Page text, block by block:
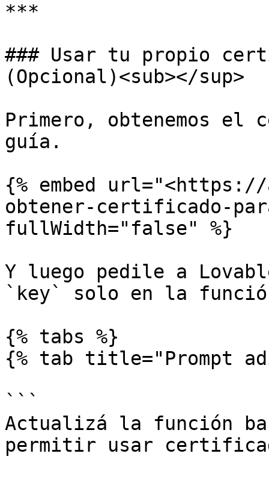
***
### Usar tu propio
(Opcional)<sub></sup>
Primero, obtenemos
guía.
{% embed
obtener-certificado-
fullWidth="false" %}
Y luego pedile a
`key` solo en la
{% tabs %}
{% tab title="Prompt
```
Actualizá la función
permitir usar